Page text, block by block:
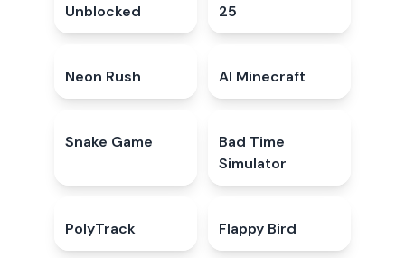
Unblocked
25
5.0
Neon Rush 4.6
AI Minecraft
4.4
Snake Game
Bad Time
Simulator
PolyTrack 4.5
Flappy Bird